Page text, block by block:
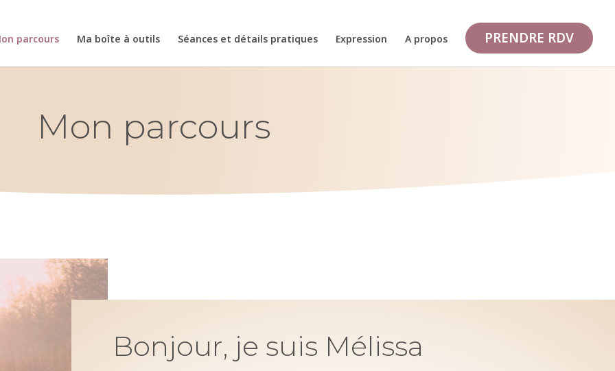
parcours Ma boîte à outils Séances et détails pratiques Expression A propos PRENDRE RDV
Mon parcours
Bonjour, je suis Mélissa